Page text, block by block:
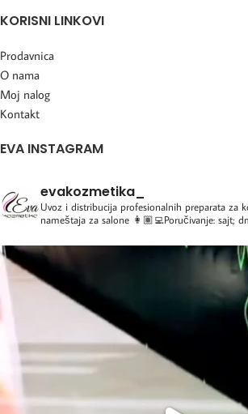
KORISNI LINKOVI
Prodavnica
O nama
Moj nalog
Kontakt
EVA INSTAGRAM
evakozmetika_
Uvoz i distribucija profesionalnih preparata za
nameštaja za salone 👩🏽‍💻Poručivanje: sajt;